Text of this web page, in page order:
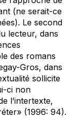
(ne serait-ce
Le second
lecteur, dans
des romans
Gros, dans
sollicite
ci non
l’intertexte,
(1996: 94).